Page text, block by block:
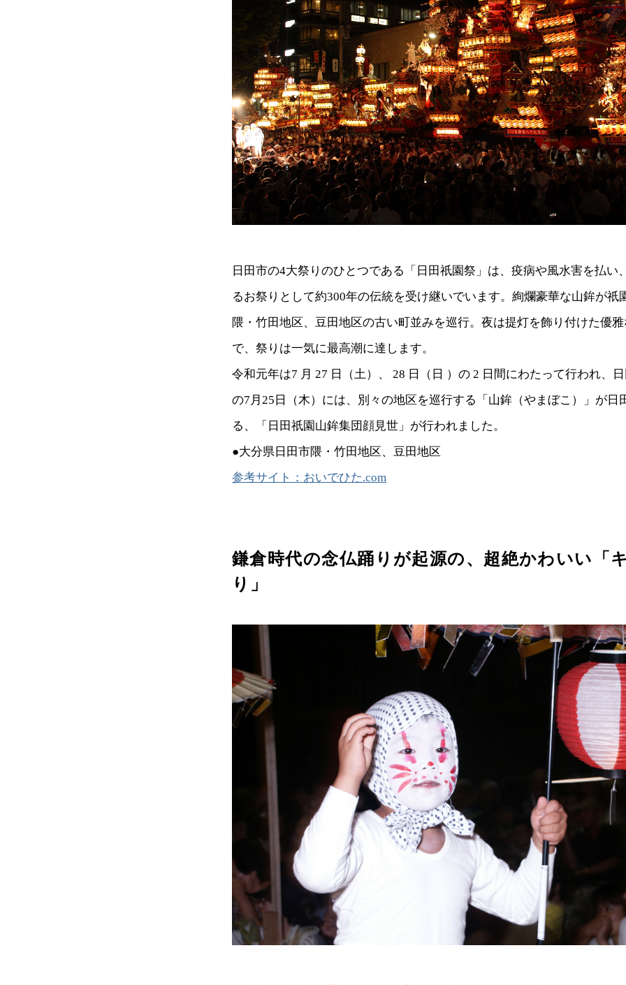
日田市の4大祭りのひとつである「日田祇園祭」は、疫病や風水害を払い
るお祭りとして約300年の伝統を受け継いでいます。絢爛豪華な山鉾が祇
隈・竹田地区、豆田地区の古い町並みを巡行。夜は提灯を飾り付けた優
で、祭りは一気に最高潮に達します。
令和元年は7 月 27 日（土）、 28 日（日 ）の 2 日間にわたって行われ、
の7月25日（木）には、別々の地区を巡行する「山鉾（やまぼこ）」が日
る、「日田祇園山鉾集団顔見世」が行われました。
●大分県日田市隈・竹田地区、豆田地区
参考サイト：おいでひた.com
鎌倉時代の念仏踊りが起源の、超絶かわいい「
り」